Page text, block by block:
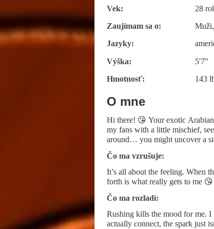
Vek:
28
Zaujímam sa o:
Jazyky:
Výška:
5'7"
Hmotnosť:
143
O mne
Hi there! 😘 Your exotic
my fans with a little mischief,
around… you might uncover a
Čo ma vzrušuje:
It’s all about the feeling. When
forth is what really gets to me 😘
Čo ma rozladí:
Rushing kills the mood for me. I
actually connect, the spark just